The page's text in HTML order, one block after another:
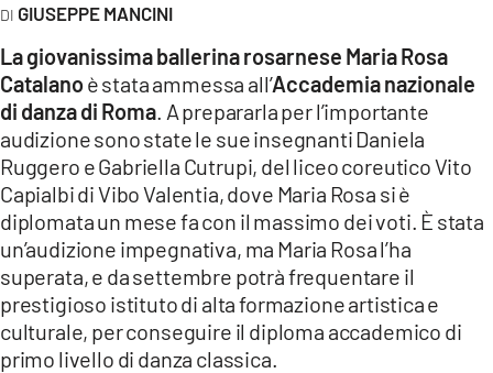
LACPLAY.IT
LACTV.IT
LACONAIR.IT
LACITYMAG.IT
ILREGGINO.IT
COSENZACHANNEL.IT
ILVIBONESE.IT
CATANZAROCHANNEL.IT
GIUSEPPE MANCINI
La giovanissima ballerina rosarnese Maria Rosa
Catalanoè stata ammessa all’Accademia nazionale
di danza di Roma . A prepararla per l’importante
audizione sono state le sue insegnanti Daniela
Ruggero e Gabriella Cutrupi, del liceo coreutico Vito
Capialbi di Vibo Valentia, dove Maria Rosa si è
diplomata un mese fa con il massimo dei voti. È stata
un’audizione impegnativa, ma Maria Rosa l’ha
superata, e da settembre potrà frequentare il
prestigioso istituto di alta formazione artistica e
culturale, per conseguire il diploma accademico di
primo livello di danza classica.